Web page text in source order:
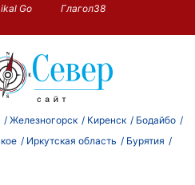
Go
Глагол38
Железногорск Киренск Бодайбо
Иркутская область
Бурятия